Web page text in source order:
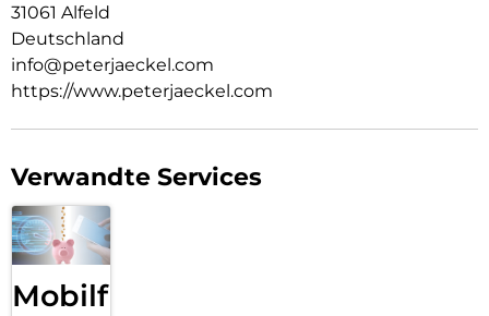
31061 Alfeld
Deutschland
info@peterjaeckel.com
https://www.peterjaeckel.com
Verwandte Services
Mobilfunk